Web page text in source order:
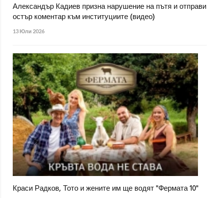
Александър Кадиев призна нарушение на пътя и отправи
остър коментар към институциите (видео)
13 Юли 2026
Краси Радков, Тото и жените им ще водят "Фермата 10"